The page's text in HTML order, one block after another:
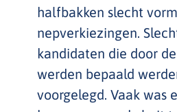
halfbakken slecht
nepverkiezingen.
kandidaten die door
werden bepaald
voorgelegd. Vaak was